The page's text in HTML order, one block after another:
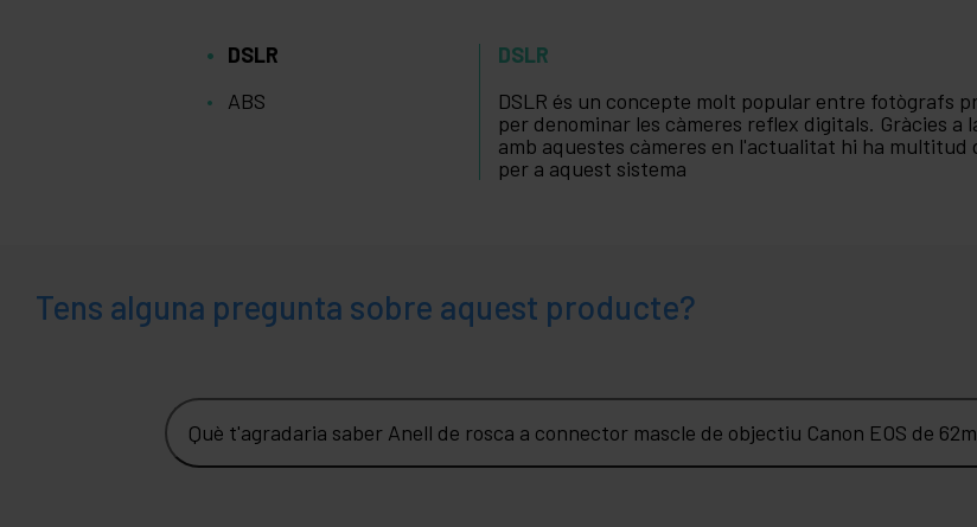
DSLR
ABS
DSLR
DSLR és un concepte molt popular entre fotògrafs
per denominar les càmeres reflex digitals. Gràcies
amb aquestes càmeres en l'actualitat hi ha
per a aquest sistema
Tens alguna pregunta sobre aquest producte?
Què t'agradaria saber Anell de rosca a connector mascle de objectiu Canon EOS de